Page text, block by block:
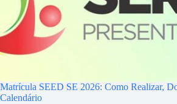
Matrícula SEED SE 2026: Como Realizar,
Calendário